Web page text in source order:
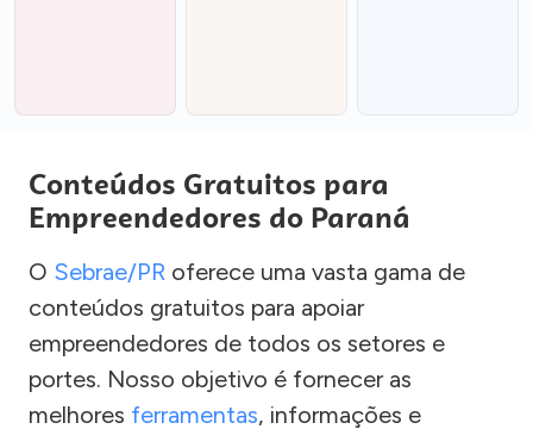
Conteúdos Gratuitos para
Empreendedores do Paraná
O Sebrae/PR oferece uma vasta gama de
conteúdos gratuitos para apoiar
empreendedores de todos os setores e
portes. Nosso objetivo é fornecer as
melhores ferramentas, informações e